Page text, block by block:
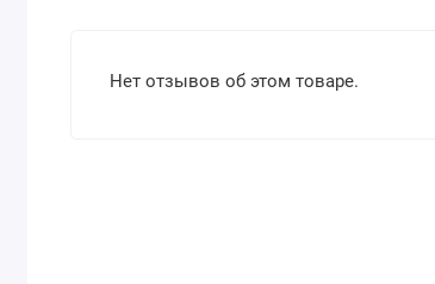
Нет отзывов об этом товаре.